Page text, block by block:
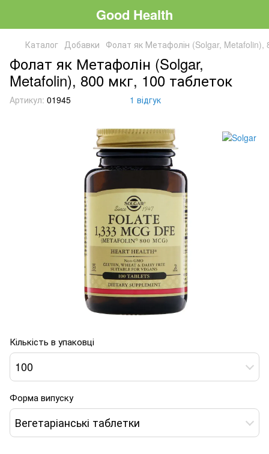
Good Health
Каталог Добавки Фолат як Метафолін (Solgar, Metafolin),
Фолат як Метафолін (Solgar,
Metafolin), 800 мкг, 100 таблеток
Артикул: 01945 1 відгук
Кількість в упаковці
100
Форма випуску
Вегетаріанські таблетки